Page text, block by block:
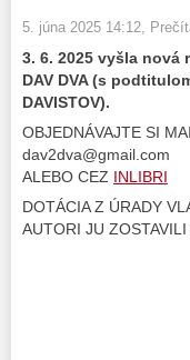
5. júna 2025 14:12 ,
3. 6. 2025 vyšla
DAV DVA (s
DAVISTOV).
OBJEDNÁVAJTE SI
dav2dva@gmail.com
ALEBO CEZ INLIBRI
DOTÁCIA Z ÚRADY
AUTORI JU